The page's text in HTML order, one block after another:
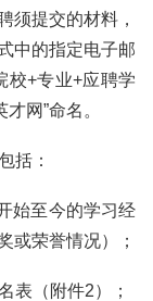
须提交的材料，
中的指定电子邮
校+专业+应聘学
网”命名。
括：
始至今的学习经
或荣誉情况）；
表（附件2）；